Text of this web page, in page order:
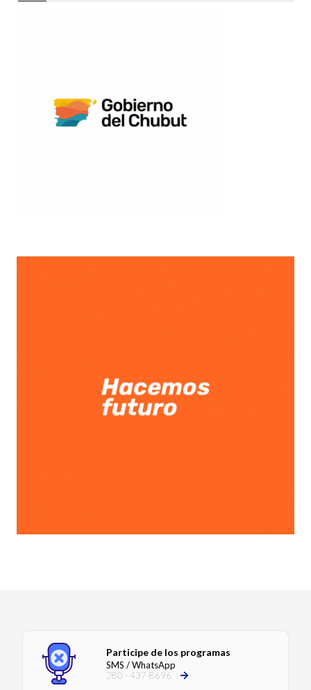
Participe de los programas
SMS / WhatsApp
280 - 437-8696